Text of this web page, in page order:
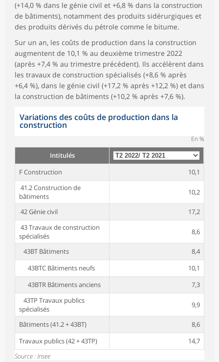
(+14,0 % dans le génie civil et +6,8 % dans la construction
de bâtiments), notamment des produits sidérurgiques et
des produits dérivés du pétrole comme le bitume.
Sur un an, les coûts de production dans la construction
augmentent de 10,1 % au deuxième trimestre 2022
(après +7,4 % au trimestre précédent). Ils accélèrent dans
les travaux de construction spécialisés (+8,6 % après
+6,4 %), dans le génie civil (+17,2 % après +12,2 %) et dans
la construction de bâtiments (+10,2 % après +7,6 %).
Variations des coûts de production dans la
construction
En %
Intitulés
F Construction
10,1
41.2 Construction de
bâtiments
10,2
42 Génie civil
17,2
43 Travaux de construction
spécialisés
8,6
43BT Bâtiments
8,4
43BTC Bâtiments neufs
10,1
43BTR Bâtiments anciens
7,3
43TP Travaux publics
spécialisés
9,9
Bâtiments (41.2 + 43BT)
8,6
Travaux publics (42 + 43TP)
14,7
Source : Insee